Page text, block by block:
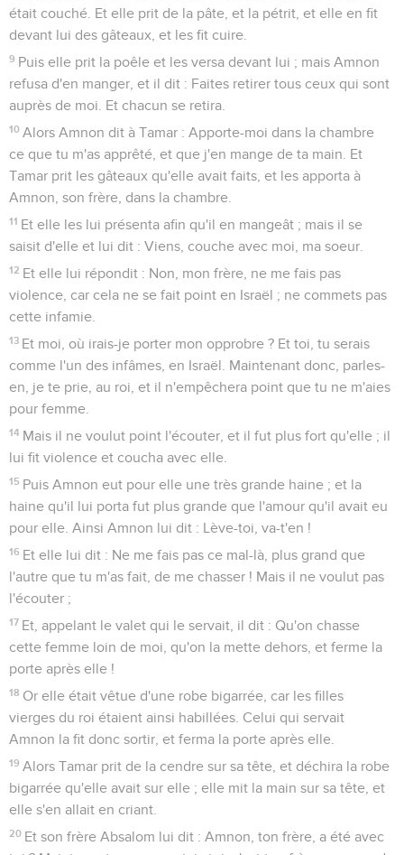
était couché. Et elle prit de la pâte, et la pétrit, et elle en fit
devant lui des gâteaux, et les fit cuire.
9 Puis elle prit la poêle et les versa devant lui ; mais Amnon
refusa d'en manger, et il dit : Faites retirer tous ceux qui sont
auprès de moi. Et chacun se retira.
10 Alors Amnon dit à Tamar : Apporte-moi dans la chambre
ce que tu m'as apprêté, et que j'en mange de ta main. Et
Tamar prit les gâteaux qu'elle avait faits, et les apporta à
Amnon, son frère, dans la chambre.
11 Et elle les lui présenta afin qu'il en mangeât ; mais il se
saisit d'elle et lui dit : Viens, couche avec moi, ma soeur.
12 Et elle lui répondit : Non, mon frère, ne me fais pas
violence, car cela ne se fait point en Israël ; ne commets pas
cette infamie.
13 Et moi, où irais-je porter mon opprobre ? Et toi, tu serais
comme l'un des infâmes, en Israël. Maintenant donc, parles-
en, je te prie, au roi, et il n'empêchera point que tu ne m'aies
pour femme.
14 Mais il ne voulut point l'écouter, et il fut plus fort qu'elle ; il
lui fit violence et coucha avec elle.
15 Puis Amnon eut pour elle une très grande haine ; et la
haine qu'il lui porta fut plus grande que l'amour qu'il avait eu
pour elle. Ainsi Amnon lui dit : Lève-toi, va-t'en !
16 Et elle lui dit : Ne me fais pas ce mal-là, plus grand que
l'autre que tu m'as fait, de me chasser ! Mais il ne voulut pas
l'écouter ;
17 Et, appelant le valet qui le servait, il dit : Qu'on chasse
cette femme loin de moi, qu'on la mette dehors, et ferme la
porte après elle !
18 Or elle était vêtue d'une robe bigarrée, car les filles
vierges du roi étaient ainsi habillées. Celui qui servait
Amnon la fit donc sortir, et ferma la porte après elle.
19 Alors Tamar prit de la cendre sur sa tête, et déchira la robe
bigarrée qu'elle avait sur elle ; elle mit la main sur sa tête, et
elle s'en allait en criant.
20 Et son frère Absalom lui dit : Amnon, ton frère, a été avec